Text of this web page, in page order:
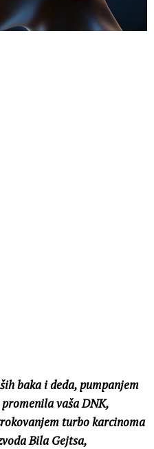
baka i deda, pumpanjem
vaša DNK,
turbo karcinoma
Bila Gejtsa,